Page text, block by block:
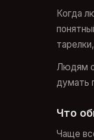
Когда
Людям
думать
Что
Чаще